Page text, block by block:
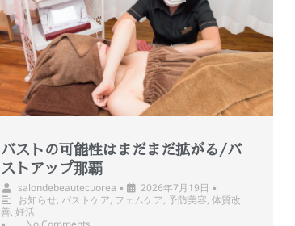
バストの可能性はまだまだ拡がる/バ
ストアップ那覇
salondebeautecuorea • 2026年7月19日 •
お知らせ,バストケア, フェムケア,予防美容,体質改
善,妊活